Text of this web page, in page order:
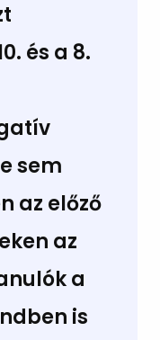
és a 8.
sem
az előző
az
a
is